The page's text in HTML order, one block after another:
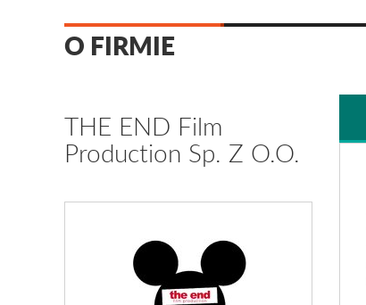
O FIRMIE
THE END Film
Production Sp. Z O.O.